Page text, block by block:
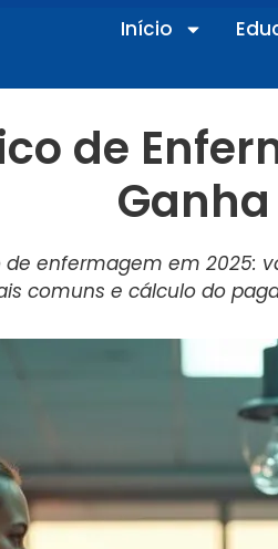
Início
de
Ganha
enfermagem em 2025:
comuns e cálculo do